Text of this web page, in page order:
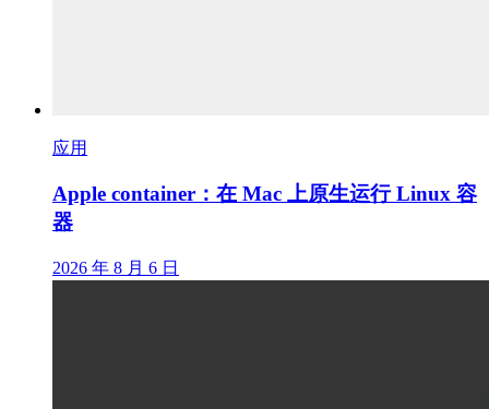
应用
Apple container：在 Mac 上原生运行 Linux 容
器
2026 年 8 月 6 日